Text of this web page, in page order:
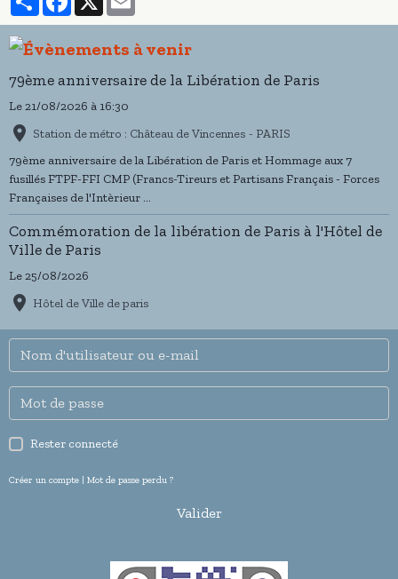
79ème anniversaire de la Libération de Paris
Le 21/08/2026 à 16:30
Station de métro : Château de Vincennes - PARIS
79ème anniversaire de la Libération de Paris et Hommage aux 7
fusillés FTPF-FFI CMP (Francs-Tireurs et Partisans Français - Forces
Françaises de l'Intèrieur ...
Commémoration de la libération de Paris à l'Hôtel de
Ville de Paris
Le 25/08/2026
Hôtel de Ville de paris
Rester connecté
Créer un compte | Mot de passe perdu ?
Valider